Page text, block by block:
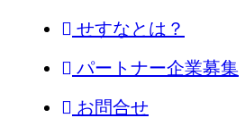
せすなとは？
パートナー企業募集
お問合せ